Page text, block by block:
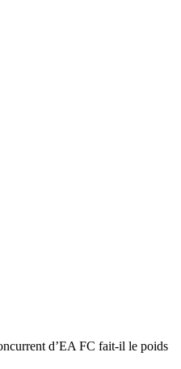
d’EA FC fait-il le poids